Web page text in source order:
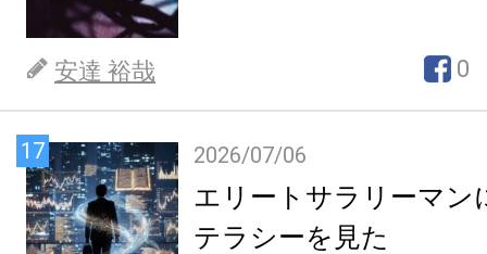
安達 裕哉 0
17 2026/07/06
エリートサラリーマン
テラシーを見た